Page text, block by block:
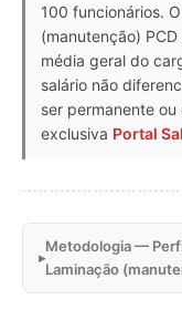
100 funcionários.
(manutenção)
média geral do
salário não
ser permanente
exclusiva Portal
Metodologia —
Laminação